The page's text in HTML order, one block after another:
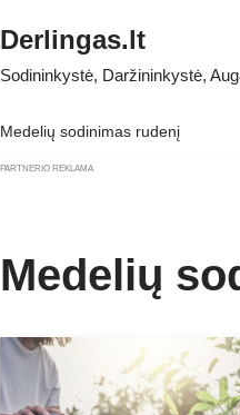
Derlingas.lt
Sodininkystė, Daržininkystė,
Medelių sodinimas rudenį
PARTNERIO REKLAMA
Medelių